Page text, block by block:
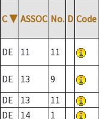
C ▼ ASSOC No. D Code
DE 11 11
DE 13 9
DE
13 11
DE
14 1